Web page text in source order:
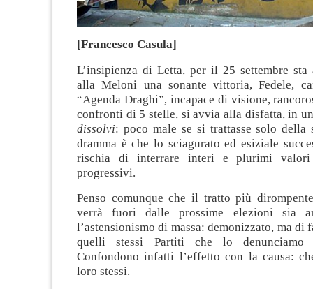
[Francesco Casula]
L’insipienza di Letta, per il 25 settembre sta
alla Meloni una sonante vittoria, Fedele,
“Agenda Draghi”, incapace di visione,
confronti di 5 stelle, si avvia alla disfatta, in
dissolvi: poco male se si trattasse solo della
dramma è che lo sciagurato ed esiziale
rischia di interrare interi e plurimi valori
progressivi.
Penso comunque che il tratto più
verrà fuori dalle prossime elezioni sia
l’astensionismo di massa: demonizzato, ma di
quelli stessi Partiti che lo
Confondono infatti l’effetto con la causa:
loro stessi.